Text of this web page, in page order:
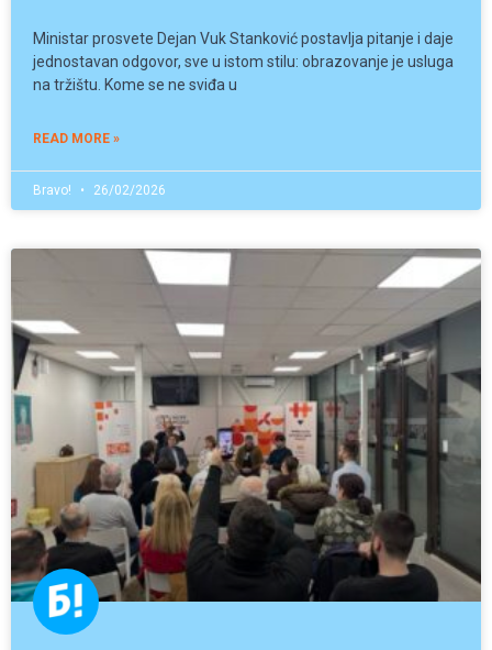
Ministar prosvete Dejan Vuk Stanković postavlja pitanje i daje
jednostavan odgovor, sve u istom stilu: obrazovanje je usluga
na tržištu. Kome se ne sviđa u
READ MORE »
Bravo! 26/02/2026